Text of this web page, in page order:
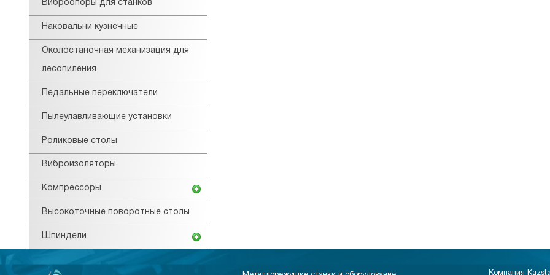
Виброопоры для станков
Наковальни кузнечные
Околостаночная механизация для
лесопиления
Педальные переключатели
Пылеулавливающие установки
Роликовые столы
Виброизоляторы
Компрессоры
Высокоточные поворотные столы
Шпиндели
Компания